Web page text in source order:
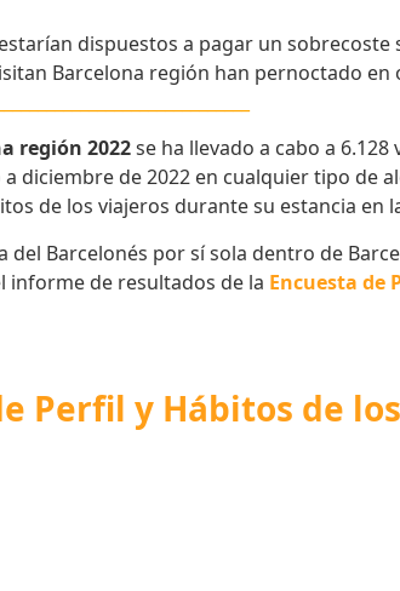
dispuestos a pagar un
Barcelona región han pernoctado
región 2022se ha llevado a cabo a
diciembre de 2022 en cualquier tipo de
de los viajeros durante su estancia en
Barcelonés por sí sola dentro de
informe de resultados de la Encuesta de
Perfil y Hábitos de